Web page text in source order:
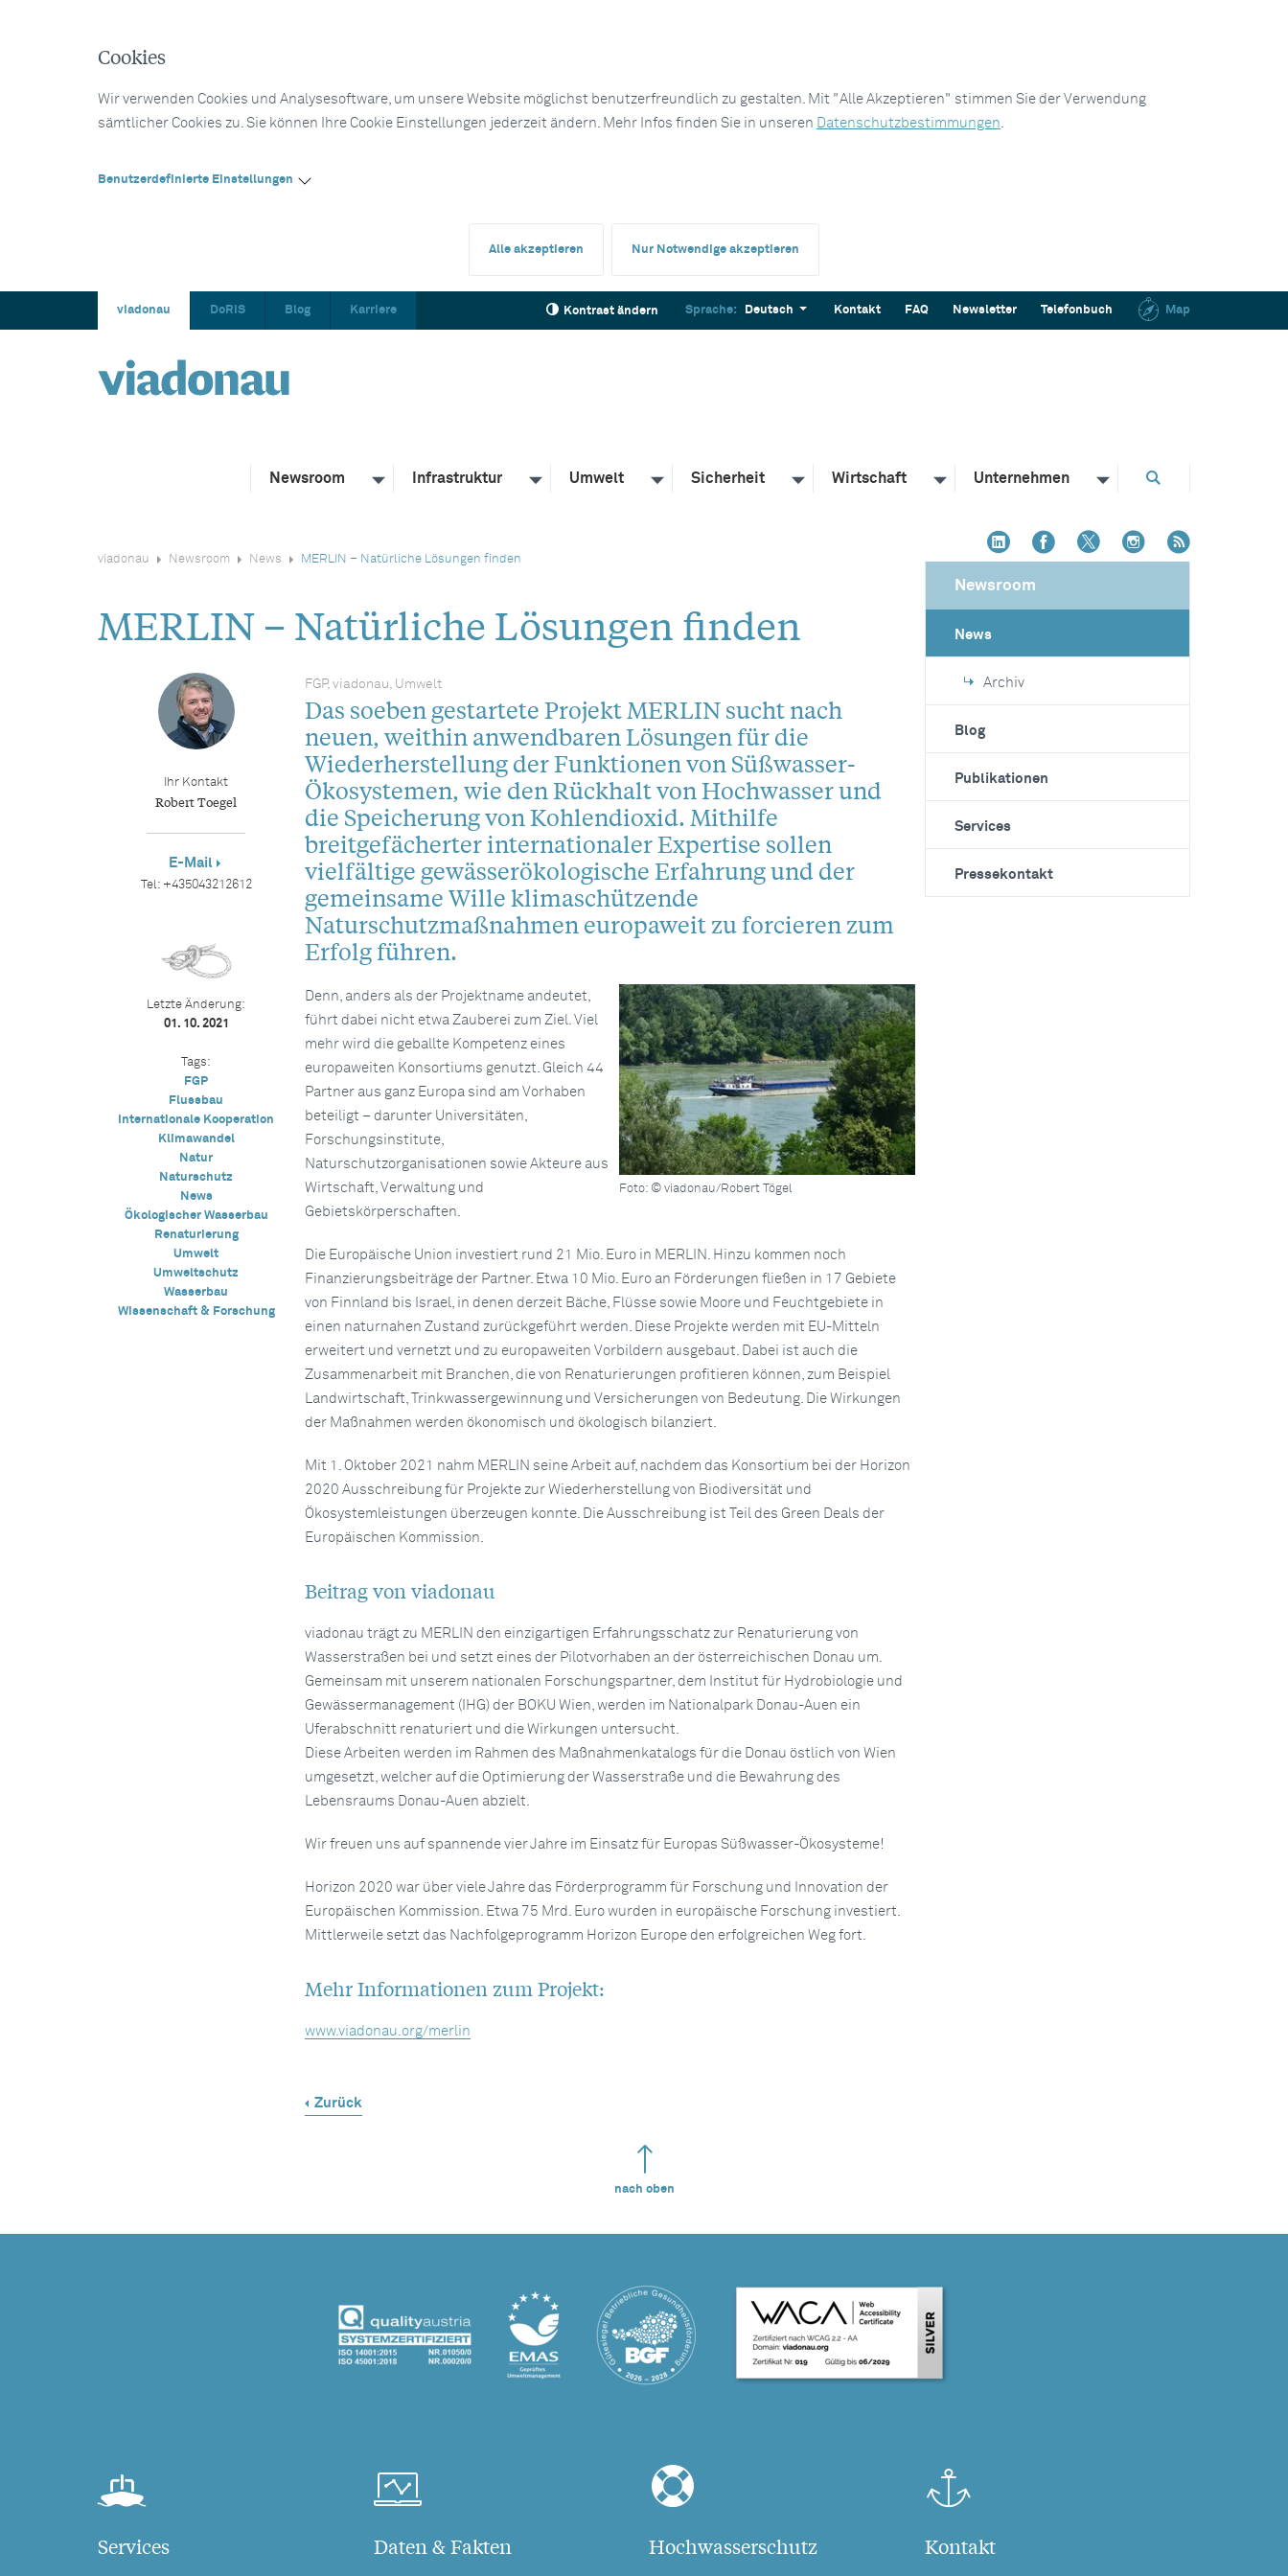
Cookies
Wir verwenden Cookies und Analysesoftware, um unsere Website möglichst benutzerfreundlich zu gestalten. Mit "Alle Akzeptieren" stimmen Sie der Verwendung
sämtlicher Cookies zu. Sie können Ihre Cookie Einstellungen jederzeit ändern. Mehr Infos finden Sie in unseren Datenschutzbestimmungen.
Benutzerdefinierte Einstellungen
Alle akzeptieren Nur Notwendige akzeptieren
viadonau DoRIS Blog Karriere Kontrast ändern Sprache: Deutsch Kontakt FAQ Newsletter Telefonbuch Map
Newsroom Infrastruktur Umwelt Sicherheit Wirtschaft Unternehmen
viadonau Newsroom News MERLIN – Natürliche Lösungen finden
MERLIN – Natürliche Lösungen finden
FGP, viadonau, Umwelt
Das soeben gestartete Projekt MERLIN sucht nach
neuen, weithin anwendbaren Lösungen für die
Wiederherstellung der Funktionen von Süßwasser-
Ökosystemen, wie den Rückhalt von Hochwasser und
die Speicherung von Kohlendioxid. Mithilfe
breitgefächerter internationaler Expertise sollen
vielfältige gewässerökologische Erfahrung und der
gemeinsame Wille klimaschützende
Naturschutzmaßnahmen europaweit zu forcieren zum
Erfolg führen.
Foto: © viadonau/Robert Tögel
Denn, anders als der Projektname andeutet,
führt dabei nicht etwa Zauberei zum Ziel. Viel
mehr wird die geballte Kompetenz eines
europaweiten Konsortiums genutzt. Gleich 44
Partner aus ganz Europa sind am Vorhaben
beteiligt – darunter Universitäten,
Forschungsinstitute,
Naturschutzorganisationen sowie Akteure aus
Wirtschaft, Verwaltung und
Gebietskörperschaften.
Die Europäische Union investiert rund 21 Mio. Euro in MERLIN. Hinzu kommen noch
Finanzierungsbeiträge der Partner. Etwa 10 Mio. Euro an Förderungen fließen in 17 Gebiete
von Finnland bis Israel, in denen derzeit Bäche, Flüsse sowie Moore und Feuchtgebiete in
einen naturnahen Zustand zurückgeführt werden. Diese Projekte werden mit EU-Mitteln
erweitert und vernetzt und zu europaweiten Vorbildern ausgebaut. Dabei ist auch die
Zusammenarbeit mit Branchen, die von Renaturierungen profitieren können, zum Beispiel
Landwirtschaft, Trinkwassergewinnung und Versicherungen von Bedeutung. Die Wirkungen
der Maßnahmen werden ökonomisch und ökologisch bilanziert.
Mit 1. Oktober 2021 nahm MERLIN seine Arbeit auf, nachdem das Konsortium bei der Horizon
2020 Ausschreibung für Projekte zur Wiederherstellung von Biodiversität und
Ökosystemleistungen überzeugen konnte. Die Ausschreibung ist Teil des Green Deals der
Europäischen Kommission.
Beitrag von viadonau
viadonau trägt zu MERLIN den einzigartigen Erfahrungsschatz zur Renaturierung von
Wasserstraßen bei und setzt eines der Pilotvorhaben an der österreichischen Donau um.
Gemeinsam mit unserem nationalen Forschungspartner, dem Institut für Hydrobiologie und
Gewässermanagement (IHG) der BOKU Wien, werden im Nationalpark Donau-Auen ein
Uferabschnitt renaturiert und die Wirkungen untersucht.
Diese Arbeiten werden im Rahmen des Maßnahmenkatalogs für die Donau östlich von Wien
umgesetzt, welcher auf die Optimierung der Wasserstraße und die Bewahrung des
Lebensraums Donau-Auen abzielt.
Wir freuen uns auf spannende vier Jahre im Einsatz für Europas Süßwasser-Ökosysteme!
Horizon 2020 war über viele Jahre das Förderprogramm für Forschung und Innovation der
Europäischen Kommission. Etwa 75 Mrd. Euro wurden in europäische Forschung investiert.
Mittlerweile setzt das Nachfolgeprogramm Horizon Europe den erfolgreichen Weg fort.
Mehr Informationen zum Projekt:
www.viadonau.org/merlin
Zurück
Ihr Kontakt
Robert Toegel
E-Mail
Tel: +435043212612
Letzte Änderung:
01. 10. 2021
Tags:
FGP
Flussbau
Internationale Kooperation
Klimawandel
Natur
Naturschutz
News
Ökologischer Wasserbau
Renaturierung
Umwelt
Umweltschutz
Wasserbau
Wissenschaft & Forschung
Newsroom
News
Archiv
Blog
Publikationen
Services
Pressekontakt
nach oben
Services Daten & Fakten Hochwasserschutz Kontakt